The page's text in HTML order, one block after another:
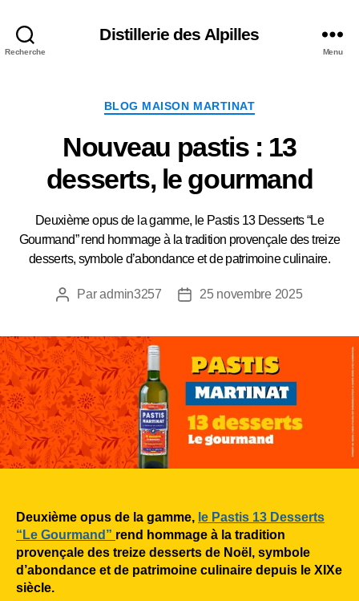
Recherche
Distillerie des Alpilles
Menu
Catégories
BLOG MAISON MARTINAT
Nouveau pastis : 13
desserts, le gourmand
Deuxième opus de la gamme, le Pastis 13 Desserts “Le
Gourmand” rend hommage à la tradition provençale des treize
desserts, symbole d’abondance et de patrimoine culinaire.
Auteur
l’article
Paradmin3257
Date
l’article
25 novembre 2025
Deuxième opus de la gamme, le Pastis 13 Desserts
“Le Gourmand” rend hommage à la tradition
provençale des treize desserts de Noël, symbole
d’abondance et de patrimoine culinaire depuis le XIXe
siècle.